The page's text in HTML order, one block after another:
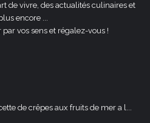
de vivre, des actualités culinaires et
encore ...
vos sens et régalez-vous !
de crêpes aux fruits de mer a l...